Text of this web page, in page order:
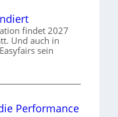
findet 2027
Und auch in
sein
Performance